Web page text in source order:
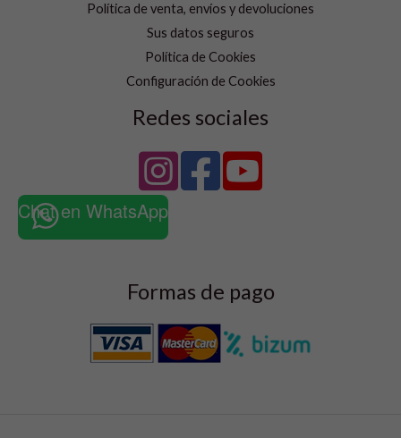
Política de venta, envíos y devoluciones
Sus datos seguros
Política de Cookies
Configuración de Cookies
Redes sociales
Chat en WhatsApp
Formas de pago